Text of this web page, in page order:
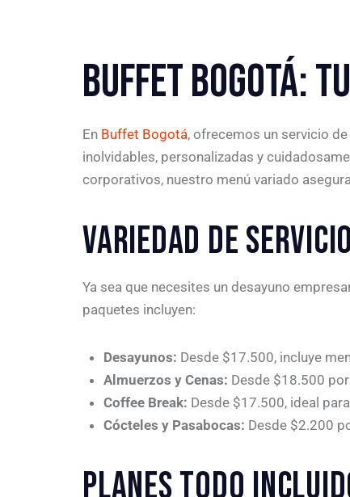
BUFFET BOGOTÁ:
En Buffet Bogotá, ofrecemos un servicio
inolvidables, personalizadas y
corporativos, nuestro menú variado
VARIEDAD DE
Ya sea que necesites un desayuno
paquetes incluyen:
Desayunos: Desde $17.500, incluye
Almuerzos y Cenas: Desde $18.500
Coffee Break: Desde $17.500, ideal
Cócteles y Pasabocas: Desde $2.200
PLANES TODO